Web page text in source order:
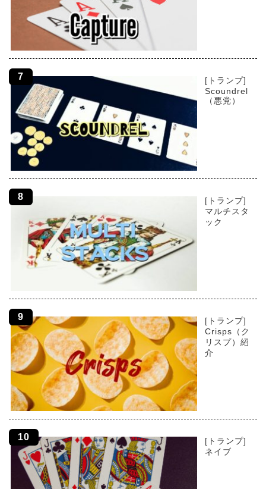
[トランプ]
Scoundrel
（悪党）
[トランプ]
マルチスタ
ック
[トランプ]
Crisps（ク
リスプ）紹
介
[トランプ]
ネイブ